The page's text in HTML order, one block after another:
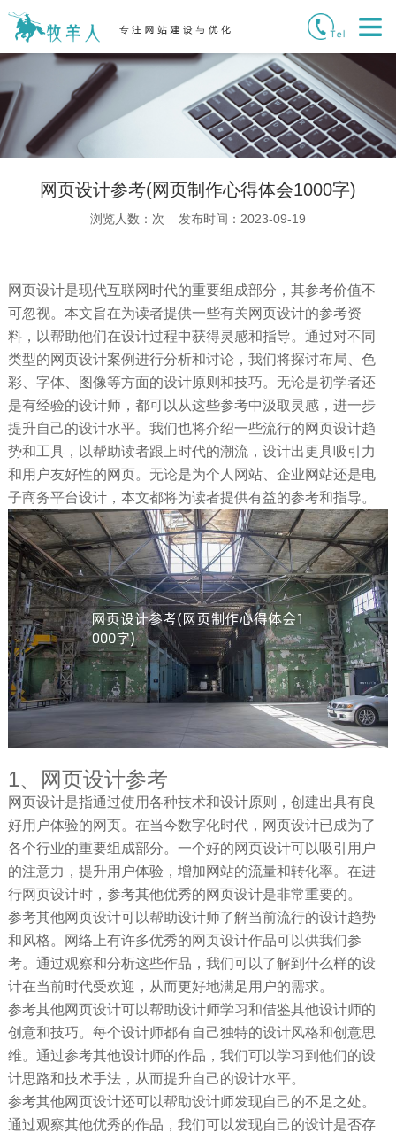
网页设计参考(网页制作心得体会1000字)
浏览人数： 次 发布时间：2023-09-19
网页设计是现代互联网时代的重要组成部分，其参考价值不
可忽视。本文旨在为读者提供一些有关网页设计的参考资
料，以帮助他们在设计过程中获得灵感和指导。通过对不同
类型的网页设计案例进行分析和讨论，我们将探讨布局、色
彩、字体、图像等方面的设计原则和技巧。无论是初学者还
是有经验的设计师，都可以从这些参考中汲取灵感，进一步
提升自己的设计水平。我们也将介绍一些流行的网页设计趋
势和工具，以帮助读者跟上时代的潮流，设计出更具吸引力
和用户友好性的网页。无论是为个人网站、企业网站还是电
子商务平台设计，本文都将为读者提供有益的参考和指导。
1、网页设计参考
网页设计是指通过使用各种技术和设计原则，创建出具有良
好用户体验的网页。在当今数字化时代，网页设计已成为了
各个行业的重要组成部分。一个好的网页设计可以吸引用户
的注意力，提升用户体验，增加网站的流量和转化率。在进
行网页设计时，参考其他优秀的网页设计是非常重要的。
参考其他网页设计可以帮助设计师了解当前流行的设计趋势
和风格。网络上有许多优秀的网页设计作品可以供我们参
考。通过观察和分析这些作品，我们可以了解到什么样的设
计在当前时代受欢迎，从而更好地满足用户的需求。
参考其他网页设计可以帮助设计师学习和借鉴其他设计师的
创意和技巧。每个设计师都有自己独特的设计风格和创意思
维。通过参考其他设计师的作品，我们可以学习到他们的设
计思路和技术手法，从而提升自己的设计水平。
参考其他网页设计还可以帮助设计师发现自己的不足之处。
通过观察其他优秀的作品，我们可以发现自己的设计是否存